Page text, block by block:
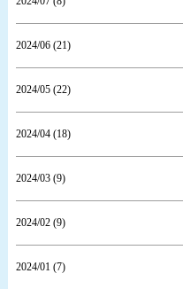
2024/06 (21)
2024/05 (22)
2024/04 (18)
2024/03 (9)
2024/02 (9)
2024/01 (7)